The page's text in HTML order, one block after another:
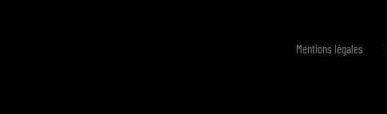
Mentions légales